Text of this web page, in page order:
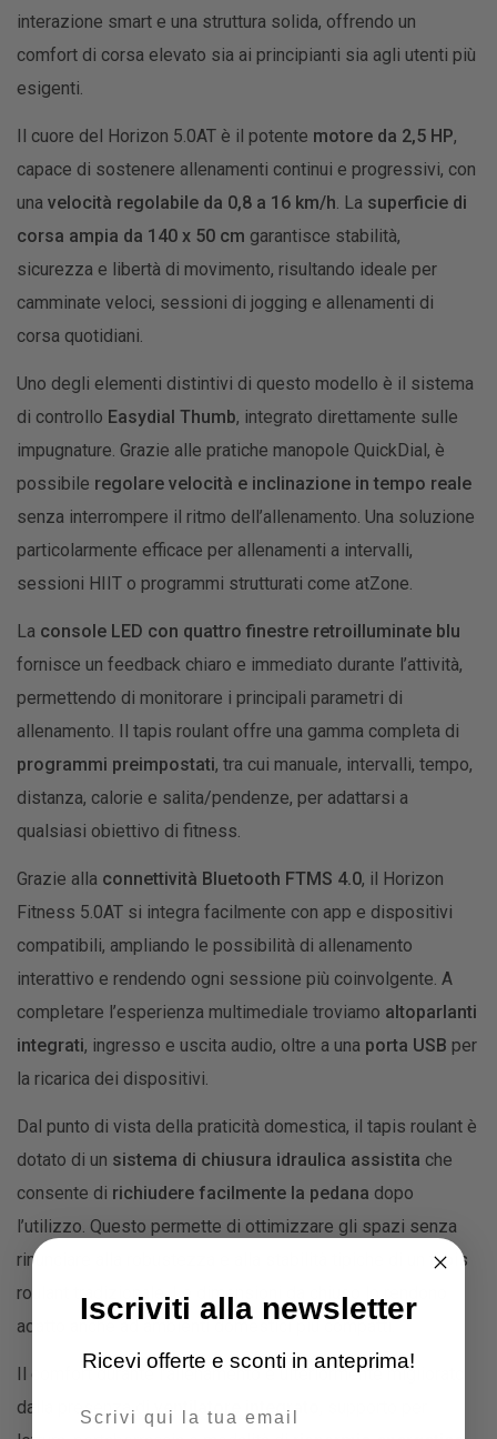
interazione smart e una struttura solida, offrendo un
comfort di corsa elevato sia ai principianti sia agli utenti più
esigenti.
Il cuore del Horizon 5.0AT è il potente motore da 2,5 HP,
capace di sostenere allenamenti continui e progressivi, con
una velocità regolabile da 0,8 a 16 km/h . La superficie di
corsa ampia da 140 x 50 cm garantisce stabilità,
sicurezza e libertà di movimento, risultando ideale per
camminate veloci, sessioni di jogging e allenamenti di
corsa quotidiani.
Uno degli elementi distintivi di questo modello è il sistema
di controllo Easydial Thumb, integrato direttamente sulle
impugnature. Grazie alle pratiche manopole QuickDial, è
possibile regolare velocità e inclinazione in tempo reale
senza interrompere il ritmo dell’allenamento. Una soluzione
particolarmente efficace per allenamenti a intervalli,
sessioni HIIT o programmi strutturati come atZone.
La console LED con quattro finestre retroilluminate blu
fornisce un feedback chiaro e immediato durante l’attività,
permettendo di monitorare i principali parametri di
allenamento. Il tapis roulant offre una gamma completa di
programmi preimpostati, tra cui manuale, intervalli, tempo,
distanza, calorie e salita/pendenze, per adattarsi a
qualsiasi obiettivo di fitness.
Grazie alla connettività Bluetooth FTMS 4.0, il Horizon
Fitness 5.0AT si integra facilmente con app e dispositivi
compatibili, ampliando le possibilità di allenamento
interattivo e rendendo ogni sessione più coinvolgente. A
completare l’esperienza multimediale troviamo altoparlanti
integrati, ingresso e uscita audio, oltre a una porta USB per
la ricarica dei dispositivi.
Dal punto di vista della praticità domestica, il tapis roulant è
dotato di un sistema di chiusura idraulica assistita che
consente di richiudere facilmente la pedana dopo
l’utilizzo. Questo permette di ottimizzare gli spazi senza
rinunciare alla robustezza e alla stabilità tipiche di un tapis
roulant tradizionale. Le dimensioni da chiuso lo rendono
adatto anche ad ambienti domestici più compatti.
Il comfort durante l’allenamento è ulteriormente migliorato
dalla presenza di
ventilatore integrato
Iscriviti alla newsletter
Ricevi offerte e sconti in anteprima!